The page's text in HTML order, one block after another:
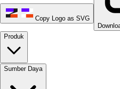
Copy Logo as SVG
Produk
Sumber Daya